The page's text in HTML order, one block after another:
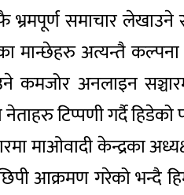
समाचार लेखाउने
मान्छेहरु अत्यन्तै कल्पना
कमजोर अनलाइन
नेताहरु टिप्पणी गर्दै
माओवादी केन्द्रका
आक्रमण गरेको भन्दै